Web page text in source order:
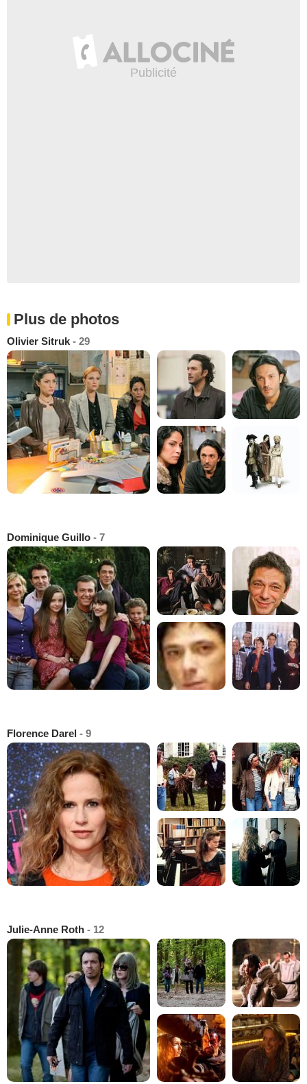
Plus de photos
Olivier Sitruk - 29
Dominique Guillo - 7
Florence Darel - 9
Julie-Anne Roth - 12